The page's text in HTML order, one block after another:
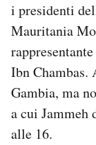
i presidenti
Mauritania
Ibn Chambas.
Gambia, ma
a cui Jammeh
alle 16.